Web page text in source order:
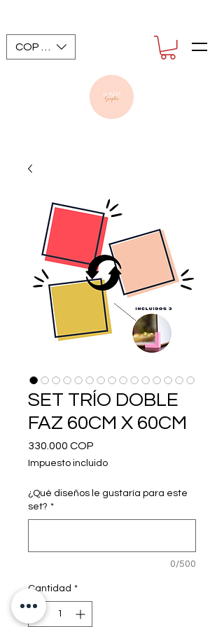
COP ($)
SET TRÍO DOBLE
FAZ 60CM X 60CM
330.000 COP
Impuesto incluido
¿Qué diseños le gustaría para este
set? *
0/500
Cantidad *